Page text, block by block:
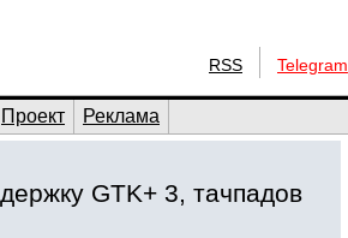
RSS Telegram
Проект Реклама
GTK+ 3, тачпадов